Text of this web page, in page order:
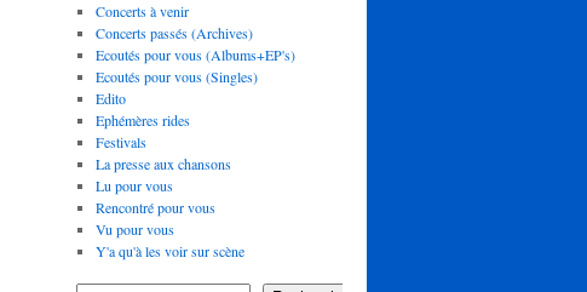
Concerts à venir
Concerts passés (Archives)
Ecoutés pour vous (Albums+EP's)
Ecoutés pour vous (Singles)
Edito
Ephémères rides
Festivals
La presse aux chansons
Lu pour vous
Rencontré pour vous
Vu pour vous
Y'a qu'à les voir sur scène